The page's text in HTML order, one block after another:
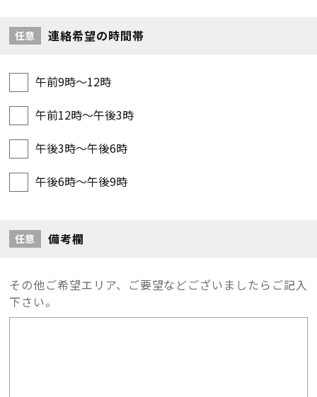
任意 連絡希望の時間帯
午前9時～12時
午前12時～午後3時
午後3時～午後6時
午後6時～午後9時
任意 備考欄
その他ご希望エリア、ご要望などございましたらご記入
下さい。